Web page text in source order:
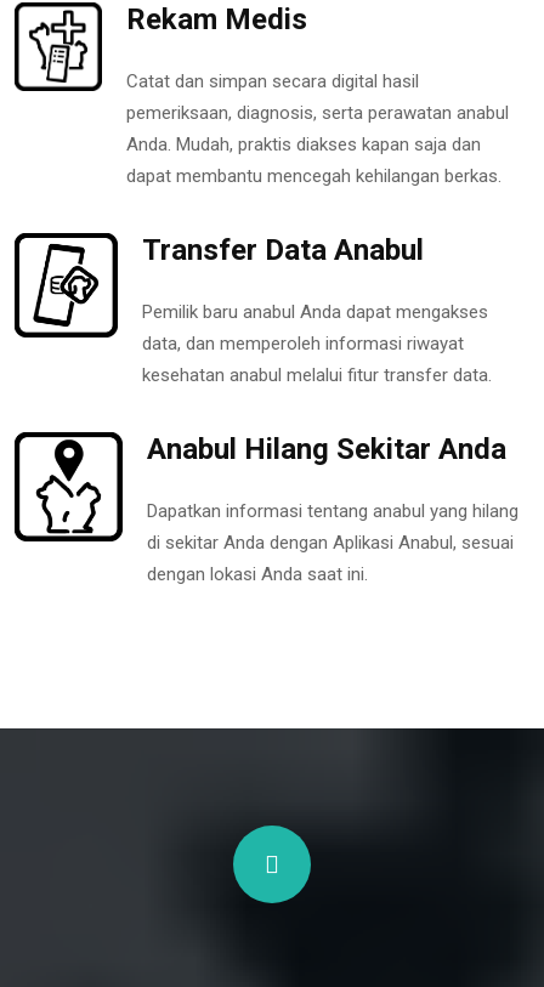
Rekam Medis
Catat dan simpan secara digital hasil
pemeriksaan, diagnosis, serta perawatan anabul
Anda. Mudah, praktis diakses kapan saja dan
dapat membantu mencegah kehilangan berkas.
Transfer Data Anabul
Pemilik baru anabul Anda dapat mengakses
data, dan memperoleh informasi riwayat
kesehatan anabul melalui fitur transfer data.
Anabul Hilang Sekitar Anda
Dapatkan informasi tentang anabul yang hilang
di sekitar Anda dengan Aplikasi Anabul, sesuai
dengan lokasi Anda saat ini.